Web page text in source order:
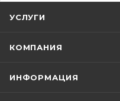
УСЛУГИ
КОМПАНИЯ
ИНФОРМАЦИЯ